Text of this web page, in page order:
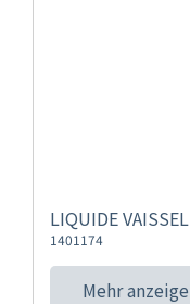
LIQUIDE
1401174
Mehr